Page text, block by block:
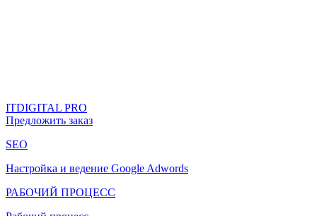
ITDIGITAL PRO
Предложить заказ
SEO
Настройка и ведение Google Adwords
РАБОЧИЙ ПРОЦЕСС